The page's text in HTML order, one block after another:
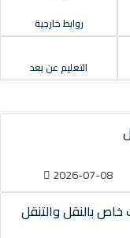
روابط خارجية
التعليم عن بعد
2026-07-08
بالنقل والتنقل